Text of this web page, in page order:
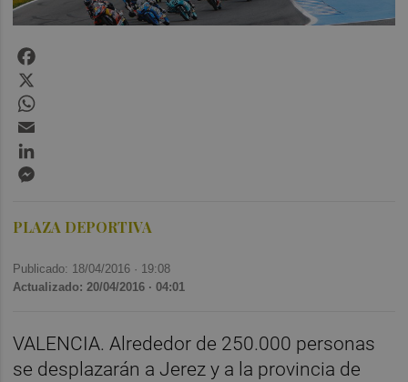
PLAZA DEPORTIVA
Publicado: 18/04/2016 · 19:08
Actualizado: 20/04/2016 · 04:01
VALENCIA. Alrededor de 250.000 personas
se desplazarán a Jerez y a la provincia de